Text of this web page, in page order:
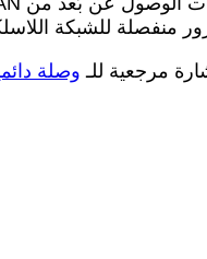
منفصلة للشبكة
مرجعية للـ وصلة